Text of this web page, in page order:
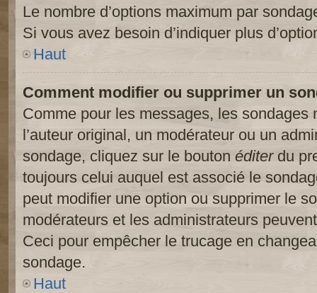
Le nombre d’options maximum par
Si vous avez besoin d’indiquer plus
Haut
Comment modifier ou supprimer un
Comme pour les messages, les sondages
l’auteur original, un modérateur ou un
sondage, cliquez sur le bouton éditerdu
toujours celui auquel est associé le
peut modifier une option ou supprimer le
modérateurs et les administrateurs
Ceci pour empêcher le trucage en
sondage.
Haut